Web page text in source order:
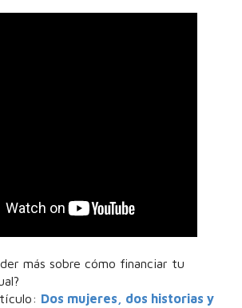
más sobre cómo financiar tu
Dos mujeres, dos historias y